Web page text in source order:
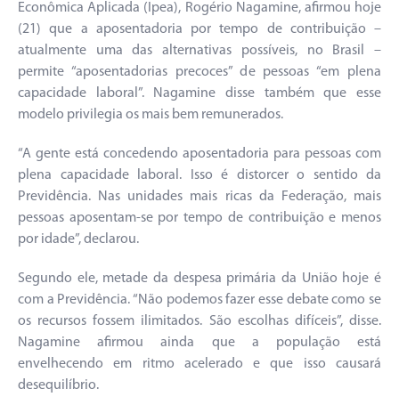
Econômica Aplicada (Ipea), Rogério Nagamine, afirmou hoje
(21) que a aposentadoria por tempo de contribuição –
atualmente uma das alternativas possíveis, no Brasil –
permite “aposentadorias precoces” de pessoas “em plena
capacidade laboral”. Nagamine disse também que esse
modelo privilegia os mais bem remunerados.
“A gente está concedendo aposentadoria para pessoas com
plena capacidade laboral. Isso é distorcer o sentido da
Previdência. Nas unidades mais ricas da Federação, mais
pessoas aposentam-se por tempo de contribuição e menos
por idade”, declarou.
Segundo ele, metade da despesa primária da União hoje é
com a Previdência. “Não podemos fazer esse debate como se
os recursos fossem ilimitados. São escolhas difíceis”, disse.
Nagamine afirmou ainda que a população está
envelhecendo em ritmo acelerado e que isso causará
desequilíbrio.